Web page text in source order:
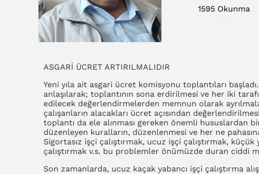
1595 Okunma
ASGARİ ÜCRET ARTIRILMALIDIR
Yeni yıla ait asgari ücret komisyonu toplantıları
anlaşılarak; toplantının sona erdirilmesi ve her iki
edilecek değerlendirmelerden memnun olarak
çalışanların alacakları ücret açısından
toplantı da ele alınması gereken önemli hususlardan
düzenleyen kuralların, düzenlenmesi ve her ne
Sigortasız işçi çalıştırmak, ucuz işçi çalıştırmak,
çalıştırmak v.s. bu problemler önümüzde duran ciddi
Son zamanlarda, ucuz kaçak yabancı işçi çalıştırma